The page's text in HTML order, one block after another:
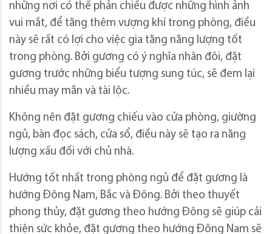
những nơi có thể phản chiếu được những hình ảnh
vui mắt, để tăng thêm vượng khí trong phòng, điều
này sẽ rất có lợi cho việc gia tăng năng lượng tốt
trong phòng. Bởi gương có ý nghĩa nhân đôi, đặt
gương trước những biểu tượng sung túc, sẽ đem lại
nhiều may mắn và tài lộc.
Không nên đặt gương chiếu vào cửa phòng, giường
ngủ, bàn đọc sách, cửa sổ, điều này sẽ tạo ra năng
lượng xấu đối với chủ nhà.
Hướng tốt nhất trong phòng ngủ để đặt gương là
hướng Đông Nam, Bắc và Đông. Bởi theo thuyết
phong thủy, đặt gương theo hướng Đông sẽ giúp cải
thiện sức khỏe, đặt gương theo hướng Đông Nam sẽ